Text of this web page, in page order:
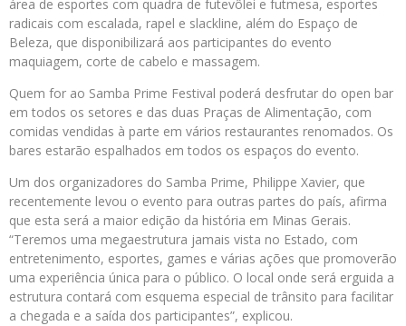
área de esportes com quadra de futevôlei e futmesa, esportes
radicais com escalada, rapel e slackline, além do Espaço de
Beleza, que disponibilizará aos participantes do evento
maquiagem, corte de cabelo e massagem.
Quem for ao Samba Prime Festival poderá desfrutar do open bar
em todos os setores e das duas Praças de Alimentação, com
comidas vendidas à parte em vários restaurantes renomados. Os
bares estarão espalhados em todos os espaços do evento.
Um dos organizadores do Samba Prime, Philippe Xavier, que
recentemente levou o evento para outras partes do país, afirma
que esta será a maior edição da história em Minas Gerais.
“Teremos uma megaestrutura jamais vista no Estado, com
entretenimento, esportes, games e várias ações que promoverão
uma experiência única para o público. O local onde será erguida a
estrutura contará com esquema especial de trânsito para facilitar
a chegada e a saída dos participantes”, explicou.